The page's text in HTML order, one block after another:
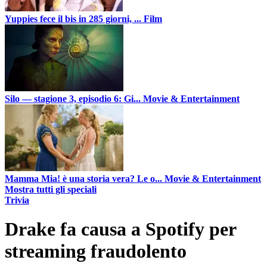
Yuppies fece il bis in 285 giorni, ... Film
Silo — stagione 3, episodio 6: Gi... Movie & Entertainment
Mamma Mia! è una storia vera? Le o... Movie & Entertainment
Mostra tutti gli speciali
Trivia
Drake fa causa a Spotify per
streaming fraudolento